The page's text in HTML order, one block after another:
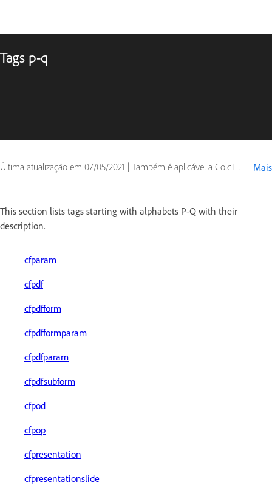
Tags p-q
Última atualização em 07/05/2021 | Também é aplicável a ColdFusion Mais
This section lists tags starting with alphabets P-Q with their
description.
cfparam
cfpdf
cfpdfform
cfpdfformparam
cfpdfparam
cfpdfsubform
cfpod
cfpop
cfpresentation
cfpresentationslide